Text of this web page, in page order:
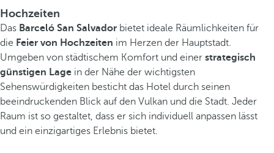
Hochzeiten
Das Barceló San Salvador bietet ideale Räumlichkeiten für
die Feier von Hochzeiten im Herzen der Hauptstadt.
Umgeben von städtischem Komfort und einer strategisch
günstigen Lage in der Nähe der wichtigsten
Sehenswürdigkeiten besticht das Hotel durch seinen
beeindruckenden Blick auf den Vulkan und die Stadt. Jeder
Raum ist so gestaltet, dass er sich individuell anpassen lässt
und ein einzigartiges Erlebnis bietet.